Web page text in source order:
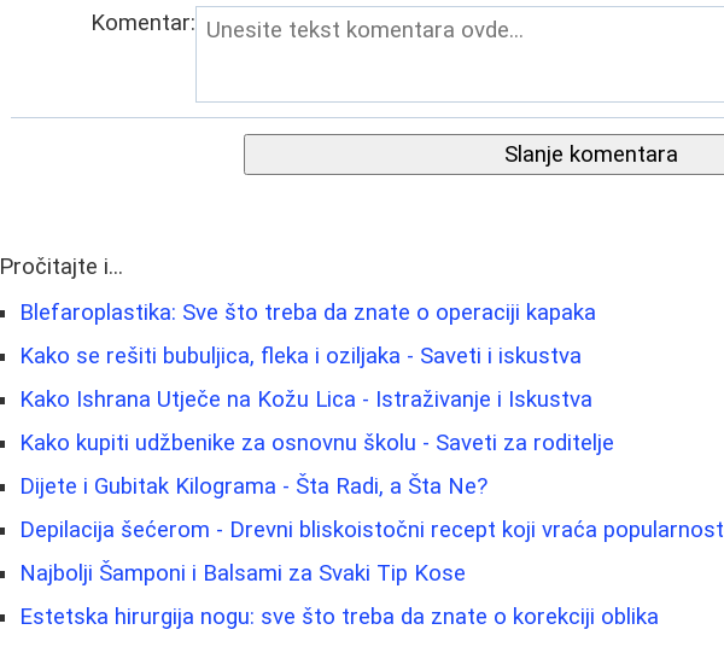
Komentar:
Slanje komentara
Pročitajte i...
Blefaroplastika: Sve što treba da znate o operaciji kapaka
Kako se rešiti bubuljica, fleka i oziljaka - Saveti i iskustva
Kako Ishrana Utječe na Kožu Lica - Istraživanje i Iskustva
Kako kupiti udžbenike za osnovnu školu - Saveti za roditelje
Dijete i Gubitak Kilograma - Šta Radi, a Šta Ne?
Depilacija šećerom - Drevni bliskoistočni recept koji vraća popularnost
Najbolji Šamponi i Balsami za Svaki Tip Kose
Estetska hirurgija nogu: sve što treba da znate o korekciji oblika